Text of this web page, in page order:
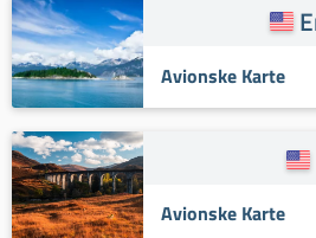
Avionske Karte
Avionske Karte